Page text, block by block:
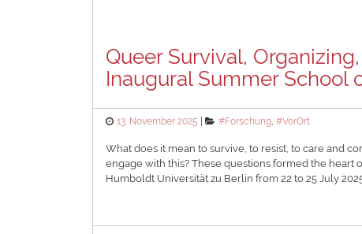
Queer Survival,
Inaugural Summer School
Posted
13. November 2025 Categories
#Forschung ,#VorOrt
What does it mean to survive, to resist, to care and
engage with this? These questions formed the heart
Humboldt Universität zu Berlin from 22 to 25 July